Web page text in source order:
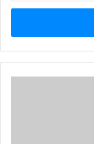
adresinizi